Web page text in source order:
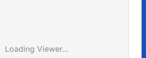
Loading Viewer…